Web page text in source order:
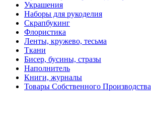
Украшения
Наборы для рукоделия
Скрапбукинг
Флористика
Ленты, кружево, тесьма
Ткани
Бисер, бусины, стразы
Наполнитель
Книги, журналы
Товары Собственного Производства